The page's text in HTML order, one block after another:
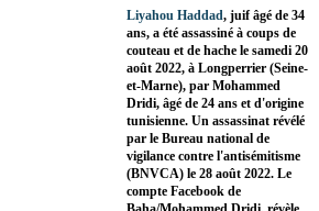
Liyahou Haddad, juif âgé de 34
ans, a été assassiné à coups de
couteau et de hache le samedi 20
août 2022, à Longperrier (Seine-
et-Marne), par Mohammed
Dridi, âgé de 24 ans et d'origine
tunisienne. Un assassinat révélé
par le Bureau national de
vigilance contre l'antisémitisme
(BNVCA) le 28 août 2022. Le
compte Facebook de